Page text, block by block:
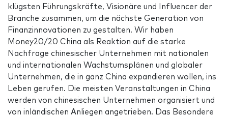
klügsten Führungskräfte, Visionäre und Influencer der
Branche zusammen, um die nächste Generation von
Finanzinnovationen zu gestalten. Wir haben
Money20/20 China als Reaktion auf die starke
Nachfrage chinesischer Unternehmen mit nationalen
und internationalen Wachstumsplänen und globaler
Unternehmen, die in ganz China expandieren wollen, ins
Leben gerufen. Die meisten Veranstaltungen in China
werden von chinesischen Unternehmen organisiert und
von inländischen Anliegen angetrieben. Das Besondere